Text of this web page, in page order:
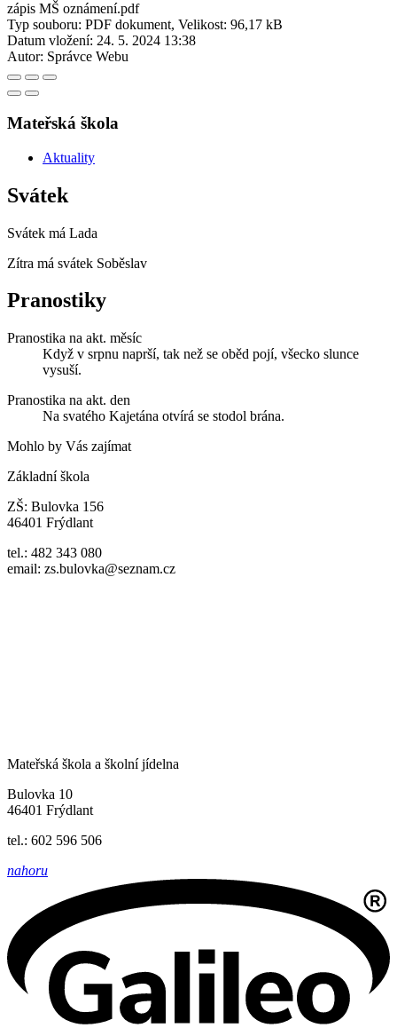
zápis MŠ oznámení.pdf
Typ souboru: PDF dokument, Velikost: 96,17 kB
Datum vložení: 24. 5. 2024 13:38
Autor: Správce Webu
Mateřská škola
Aktuality
Svátek
Svátek má Lada
Zítra má svátek Soběslav
Pranostiky
Pranostika na akt. měsíc
Když v srpnu naprší, tak než se oběd pojí, všecko slunce
vysuší.
Pranostika na akt. den
Na svatého Kajetána otvírá se stodol brána.
Mohlo by Vás zajímat
Základní škola
ZŠ: Bulovka 156
46401 Frýdlant
tel.: 482 343 080
email: zs.bulovka@seznam.cz
Mateřská škola a školní jídelna
Bulovka 10
46401 Frýdlant
tel.: 602 596 506
nahoru